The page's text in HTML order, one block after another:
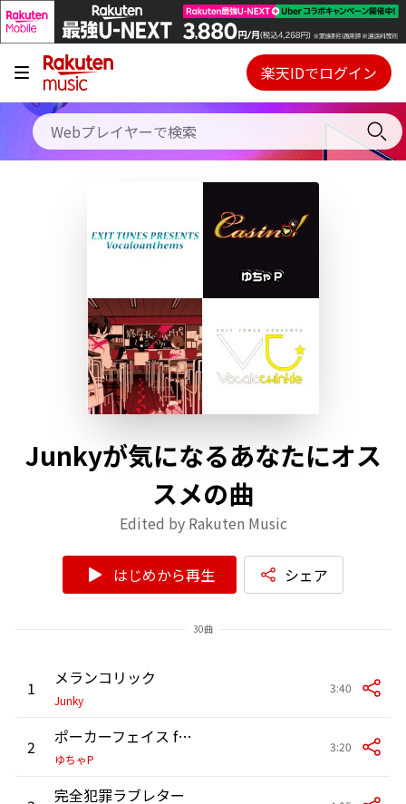
キャンペーン
料金プラン
使い方
初回30日間無料お試し
Webプレイヤー
ご契約内容の確認・変更
楽天IDでログイン
Junkyが気になるあなたにオス
スメの曲
Edited by Rakuten Music
はじめから再生 シェア
30曲
1 メランコリック
Junky
3:40
2 ポーカーフェイス feat.GUMI
ゆちゃP
3:20
完全犯罪ラブレター